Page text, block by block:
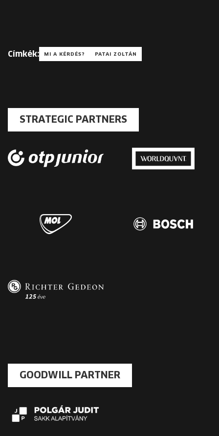
Címkék: MI A KÉRDÉS? PATAI ZOLTÁN
STRATEGIC PARTNERS
GOODWILL PARTNER